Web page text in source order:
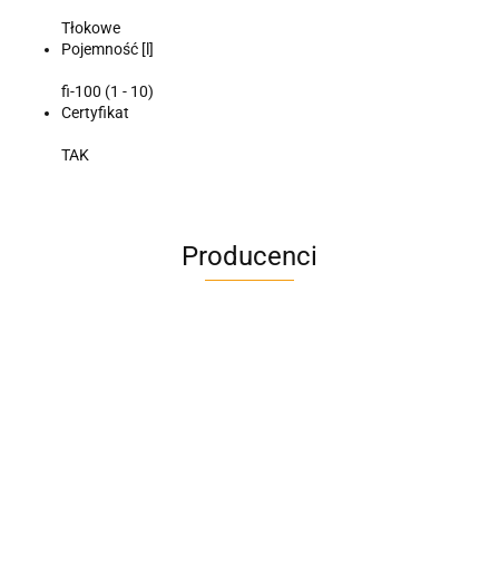
Tłokowe
Pojemność [l]
fi-100 (1 - 10)
Certyfikat
TAK
Producenci